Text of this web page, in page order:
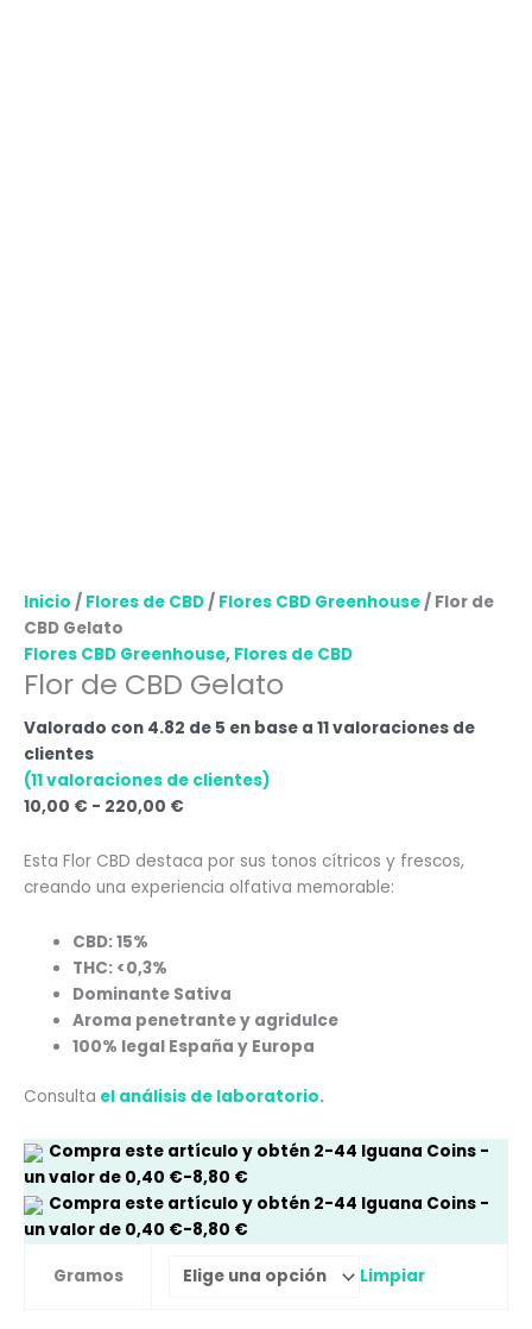
Inicio / Flores de CBD/ Flores CBD Greenhouse/ Flor de
CBD Gelato
Flores CBD Greenhouse, Flores de CBD
Flor de CBD Gelato
Valorado con 4.82 de 5 en base a 11valoraciones de
clientes
(11valoraciones de clientes)
10,00 € - 220,00 €
Esta Flor CBD destaca por sus tonos cítricos y frescos,
creando una experiencia olfativa memorable:
CBD: 15%
THC: <0,3%
Dominante Sativa
Aroma penetrante y agridulce
100% legal España y Europa
Consulta el análisis de laboratorio.
Compra este artículo y obtén 2-44 Iguana Coins -
un valor de 0,40 €-8,80 €
Compra este artículo y obtén 2-44 Iguana Coins -
un valor de 0,40 €-8,80 €
Gramos Limpiar